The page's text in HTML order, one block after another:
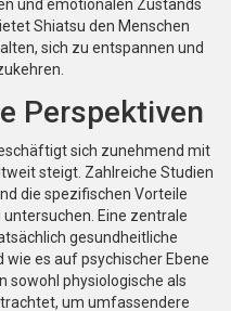
und emotionalen Zustands
Shiatsu den Menschen
sich zu entspannen und
Perspektiven
sich zunehmend mit
steigt. Zahlreiche Studien
die spezifischen Vorteile
Eine zentrale
gesundheitliche
es auf psychischer Ebene
sowohl physiologische als
um umfassendere